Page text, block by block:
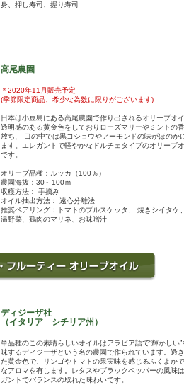
身、押し寿司、握り寿司
高尾農園
＊2020年11月販売予定
(季節限定商品、希少な為数に限りがございます)
日本は小豆島にある高尾農園で作り出されるオリーブオ
透明感のある黄金色をしておりローズマリーやミントの
放ち、 口の中では黒コショウやアーモンドの味がほのか
ます。エレガントで軽やかなドルチェタイプのオリーブ
です。
オリーブ品種：ルッカ（100％）
農園海抜：30～100ｍ
収穫方法： 手摘み
オイル抽出方法： 遠心分離法
推奨ペアリング：トマトのブルスケッタ、 焼きシイタケ
温野菜、鶏肉のマリネ、お味噌汁
ディジーザ社
（イタリア シチリア州）
単品種のこの素晴らしいオイルはアラビア語で“輝かしい”
味するディジーザという名の農園で作られています。透
た黄金色で、リンゴやトマトの果実味を感じるふくよか
なアロマを有します。レタスやブラックペッパーの風味
ガントでバランスの取れた味わいです。